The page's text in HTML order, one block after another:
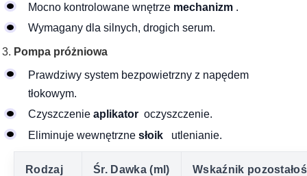
Mocno kontrolowane wnętrze mechanizm .
Wymagany dla silnych, drogich serum.
Pompa próżniowa
Prawdziwy system bezpowietrzny z napędem
tłokowym.
Czyszczenie aplikator oczyszczenie.
Eliminuje wewnętrzne słoik utlenianie.
Rodzaj Śr. Dawka (ml) Wskaźnik